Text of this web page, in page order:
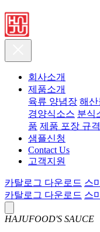
회사소개
제품소개
육류 양념장 해
경양식소스 분식
품 제품 포장 규격
샘플신청
Contact Us
고객지원
카탈로그 다운로드 스
카탈로그 다운로드 스
HAJUFOOD'S SAUCE